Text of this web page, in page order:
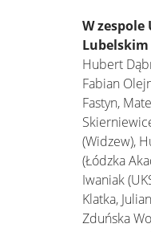
W zespole
Lubelskim
Hubert
Fabian
Fastyn,
(Widzew),
(Łódzka
Iwaniak
Klatka,
Zduńska